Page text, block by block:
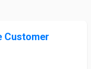
Customer